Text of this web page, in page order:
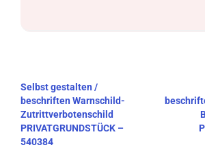
Beitragsnavigation
Selbst gestalten /
beschriften Warnschild-
Zutrittverbotenschild
PRIVATGRUNDSTÜCK –
540384